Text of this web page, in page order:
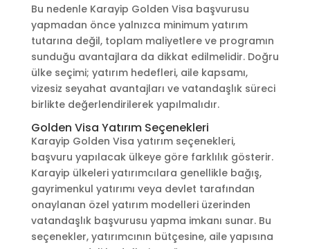
Bu nedenle Karayip Golden Visa başvurusu
yapmadan önce yalnızca minimum yatırım
tutarına değil, toplam maliyetlere ve programın
sunduğu avantajlara da dikkat edilmelidir. Doğru
ülke seçimi; yatırım hedefleri, aile kapsamı,
vizesiz seyahat avantajları ve vatandaşlık süreci
birlikte değerlendirilerek yapılmalıdır.
Golden Visa Yatırım Seçenekleri
Karayip Golden Visa yatırım seçenekleri,
başvuru yapılacak ülkeye göre farklılık gösterir.
Karayip ülkeleri yatırımcılara genellikle bağış,
gayrimenkul yatırımı veya devlet tarafından
onaylanan özel yatırım modelleri üzerinden
vatandaşlık başvurusu yapma imkanı sunar. Bu
seçenekler, yatırımcının bütçesine, aile yapısına